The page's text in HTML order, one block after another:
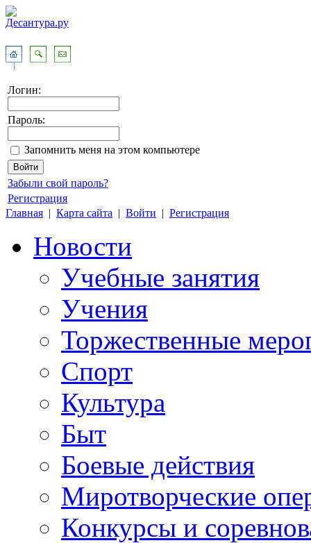
Логин:
Пароль:
Запомнить меня на этом компьютере
Забыли свой пароль?
Регистрация
Главная | Карта сайта | Войти | Регистрация
Новости
Учебные занятия
Учения
Торжественные
Спорт
Культура
Быт
Боевые действия
Миротворческие
Конкурсы и